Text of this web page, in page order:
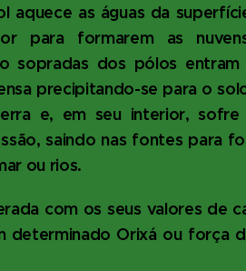
aquece as águas da
para formarem as
sopradas dos pólos
precipitando-se para o
e, em seu interior,
saindo nas fontes para
ou rios.
com os seus valores de
determinado Orixá ou força